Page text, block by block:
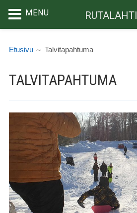
sisältöön
Etusivu Talvitapahtuma
TALVITAPAHTUMA
MENU RUTALAHTI